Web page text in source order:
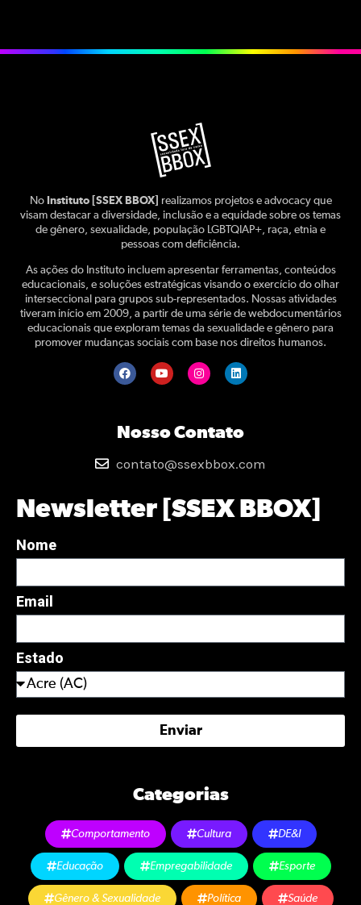
No Instituto [SSEX BBOX]
realizamos projetos e advocacy que
visam destacar a diversidade, inclusão e a equidade sobre os temas
de gênero, sexualidade, população LGBTQIAP+, raça, etnia e
pessoas com deficiência.
As ações do Instituto incluem apresentar ferramentas, conteúdos
educacionais, e soluções estratégicas visando o exercício do olhar
interseccional para grupos sub-representados. Nossas atividades
tiveram início em 2009, a partir de uma série de webdocumentários
educacionais que exploram temas da sexualidade e gênero para
promover mudanças sociais com base nos direitos humanos.
Nosso Contato
contato@ssexbbox.com
Newsletter [SSEX BBOX]
Nome
Email
Estado
Enviar
Categorias
Comportamento Cultura DE&I
Educação Empregabilidade Esporte
Gênero & Sexualidade Política Saúde